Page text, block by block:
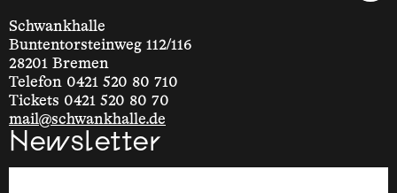
Schwankhalle
Buntentorsteinweg 112/116
28201 Bremen
Telefon 0421 520 80 710
Tickets 0421 520 80 70
mail@schwankhalle.de
Newsletter